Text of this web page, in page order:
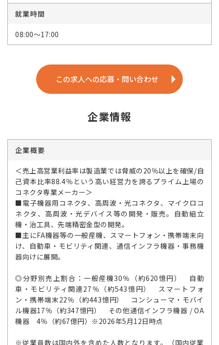
就業時間
08:00～17:00
この求人への応募・問い合わせ
企業情報
企業概要
＜売上高営業利益率は製造業では脅威の20％以上を確保/自
己資本比率88.4％という高い経営力を誇るプライム上場の
コネクタ専業メーカー＞
■電子機器用コネクタ、高周波・光コネクタ、マイクロコ
ネクタ、高周波・光デバイス等の開発・販売。自動組立
機・治工具、先端精密金型の開発。
■主にFA機器等の一般産機、スマートフォン・携帯端末向
け、自動車・モビリティ関連、通信インフラ機器・事務機
器向けに展開。
◎分野別売上割合：一般産機30％（約620憶円） 自動
車・モビリティ関連27％（約543憶円） スマートフォ
ン・携帯端末22％（約443憶円） コンシューマ・モバイ
ル機器17％（約347憶円） その他通信インフラ機器 / OA
機器 4％（約67億円）※2026年5月12日時点
※従業員数は国内外を含めた人数となります。（国内従業